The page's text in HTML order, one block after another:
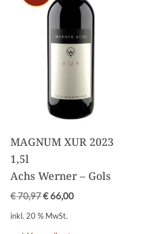
MAGNUM XUR 2023
1,5l
Achs Werner – Gols
€70,97€66,00
inkl. 20 % MwSt.